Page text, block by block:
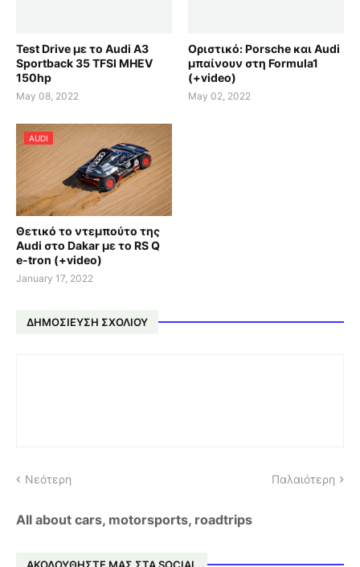
Test Drive με το Audi A3
Sportback 35 TFSI MHEV
150hp
May 08, 2022
Οριστικό: Porsche και Audi
μπαίνουν στη Formula1
(+video)
May 02, 2022
AUDI
Θετικό το ντεμπούτο της
Audi στο Dakar με το RS Q
e-tron (+video)
January 17, 2022
ΔΗΜΟΣΊΕΥΣΗ ΣΧΟΛΊΟΥ
Νεότερη Παλαιότερη
All about cars, motorsports, roadtrips
ΑΚΟΛΟΥΘΗΣΤΕ ΜΑΣ ΣΤΑ SOCIAL